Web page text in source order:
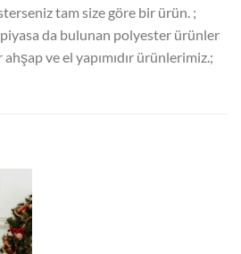
tam size göre bir ürün. ;
da bulunan polyester ürünler
ahşap ve el yapımıdır ürünlerimiz.;